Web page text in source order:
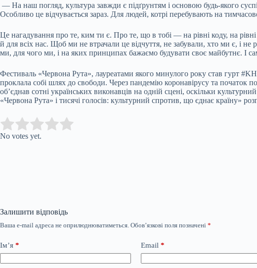
— На наш погляд, культура завжди є підґрунтям і основою будь-якого
Особливо це відчувається зараз. Для людей, котрі перебувають на
Це нагадування про те, ким ти є. Про те, що в тобі — на рівні коду, на
й для всіх нас. Щоб ми не втрачали це відчуття, не забували, хто ми є, і
ми, для чого ми, і на яких принципах бажаємо будувати своє майбутнє. І
Фестиваль «Червона Рута», лауреатами якого минулого року став гурт
проклала собі шлях до свободи. Через пандемію коронавірусу та
об’єднав сотні українських виконавців на одній сцені, оскільки
«Червона Рута» і тисячі голосів: культурний спротив, що єднає країну»
Rate this item:
No votes yet.
Залишити відповідь
Ваша e-mail адреса не оприлюднюватиметься. Обов’язкові поля позначені *
Ім’я * Email *